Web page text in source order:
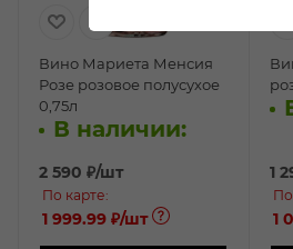
Вино Мариета Менсия
Розе розовое полусухое
0,75л
В наличии:
2 590 ₽/шт
По карте:
1 999.99 ₽/шт
1
По
1